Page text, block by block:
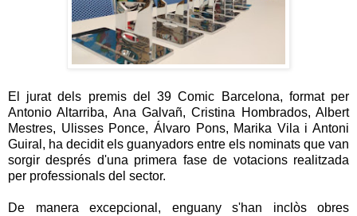
El jurat dels premis del 39 Comic Barcelona, format per
Antonio Altarriba, Ana Galvañ, Cristina Hombrados, Albert
Mestres, Ulisses Ponce, Álvaro Pons, Marika Vila i Antoni
Guiral, ha decidit els guanyadors entre els nominats que van
sorgir després d'una primera fase de votacions realitzada
per professionals del sector.
De manera excepcional, enguany s'han inclòs obres